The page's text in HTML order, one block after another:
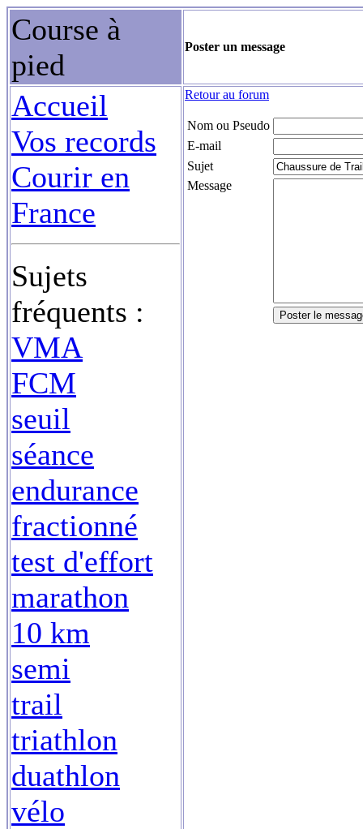
Course à
pied
Poster un message
Accueil
Vos records
Courir en
France
Sujets
fréquents :
VMA
FCM
seuil
séance
endurance
fractionné
test d'effort
marathon
10 km
semi
trail
triathlon
duathlon
vélo
Retour au forum
Nom ou Pseudo
E-mail
Sujet
Message